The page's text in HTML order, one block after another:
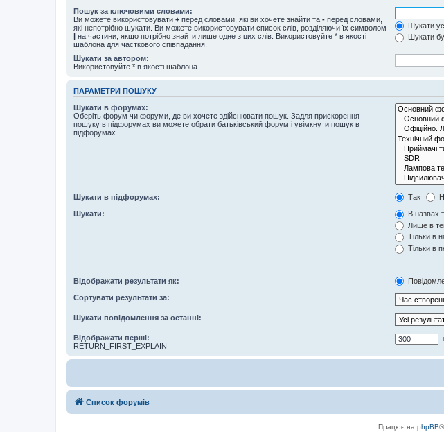
Пошук за ключовими словами:
Ви можете використовувати + перед словами, які ви хочете знайти та - перед словами,
які непотрібно шукати. Ви можете використовувати список слів, розділяючи їх символом
| на частини, якщо потрібно знайти лише одне з цих слів. Використовуйте * в якості
шаблона для часткового співпадання.
Шукати
Шукати
Шукати за автором:
Використовуйте * в якості шаблона
ПАРАМЕТРИ ПОШУКУ
Шукати в форумах:
Оберіть форум чи форуми, де ви хочете здійснювати пошук. Задля прискорення
пошуку в підфорумах ви можете обрати батьківський форум і увімкнути пошук в
підфорумах.
Шукати в підфорумах: Так
Шукати:
В назвах
Лише в
Тільки в
Тільки в
Відображати результати як:
Сортувати результати за:
Шукати повідомлення за останні:
Відображати перші:
RETURN_FIRST_EXPLAIN
Список форумів
Працює на phpBB